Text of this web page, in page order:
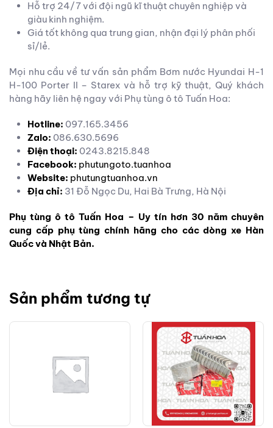
Hỗ trợ 24/7 với đội ngũ kĩ thuật chuyên nghiệp và
giàu kinh nghiệm.
Giá tốt không qua trung gian, nhận đại lý phân phối
sỉ/lẻ.
Mọi nhu cầu về tư vấn sản phẩm Bơm nước Hyundai H-1
H-100 Porter II – Starex và hỗ trợ kỹ thuật, Quý khách
hàng hãy liên hệ ngay với Phụ tùng ô tô Tuấn Hoa:
Hotline: 097.165.3456
Zalo: 086.630.5696
Điện thoại: 0243.8215.848
Facebook: phutungoto.tuanhoa
Website: phutungtuanhoa.vn
Địa chỉ: 31 Đỗ Ngọc Du, Hai Bà Trưng, Hà Nội
Phụ tùng ô tô Tuấn Hoa – Uy tín hơn 30 năm chuyên
cung cấp phụ tùng chính hãng cho các dòng xe Hàn
Quốc và Nhật Bản.
Sản phẩm tương tự